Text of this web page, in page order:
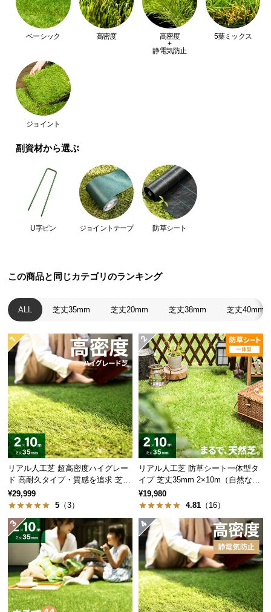
に
つ
い
開
梱
設
ー
入
路
に
い
て
返
品・
キ
ャ
ン
セ
ル
に
つ
い
て
証
に
つ
い
ベーシック 高密度
高密度
+
静電気防止
5葉ミックス
ジョイント
副資材から選ぶ
U字ピン ジョイントテープ 防草シート
この商品と同じカテゴリのランキング
ALL 芝丈35mm 芝丈20mm 芝丈38mm 芝丈40mm
リアル人工芝 超高密度ハイグレー
ド 高耐久タイプ・質感を追求 芝丈
35mm 2×10m
¥29,999
5 （3）
リアル人工芝 防草シート一体型タ
イプ 芝丈35mm 2×10m（自然な見
た目追求・U字ピン付）
¥19,980
4.81 （16）